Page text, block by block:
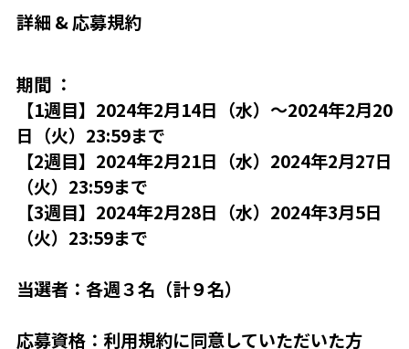
詳細 & 応募規約
期間 ：
【1週目】2024年2月14日（水）〜2024年2月20
日（火）23:59まで
【2週目】2024年2月21日（水）2024年2月27日
（火）23:59まで
【3週目】2024年2月28日（水）2024年3月5日
（火）23:59まで
当選者：各週３名（計９名）
応募資格：利用規約に同意していただいた方